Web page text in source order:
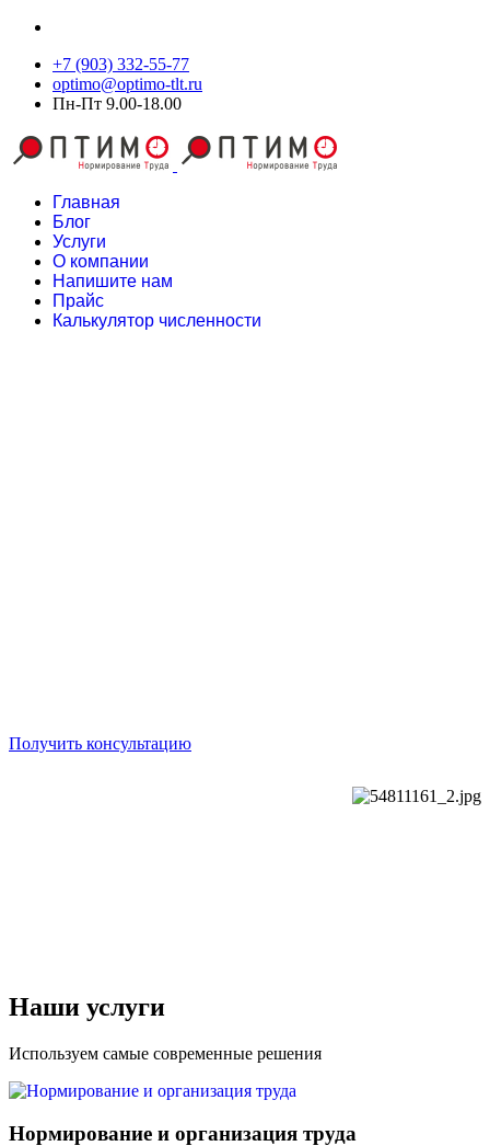
+7 (903) 332-55-77
optimo@optimo-tlt.ru
Пн-Пт 9.00-18.00
Главная
Блог
Услуги
О компании
Напишите нам
Прайс
Калькулятор численности
Получить консультацию
Наши услуги
Используем самые современные решения
Нормирование и организация труда